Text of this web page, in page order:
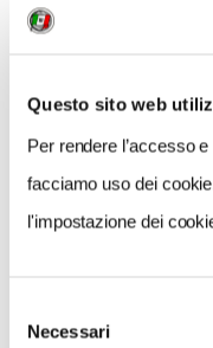
Questo sito web
Per rendere l’accesso
facciamo uso dei
l'impostazione dei
delNecessari
QUANDO
Ore 16:00
Ore 16:00 a Piazza di
Acqua di Parma) - Fine
ORGANIZZATORE